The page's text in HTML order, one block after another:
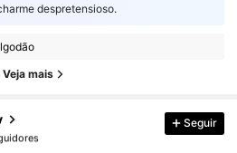
despretensioso.
Veja mais
Seguir